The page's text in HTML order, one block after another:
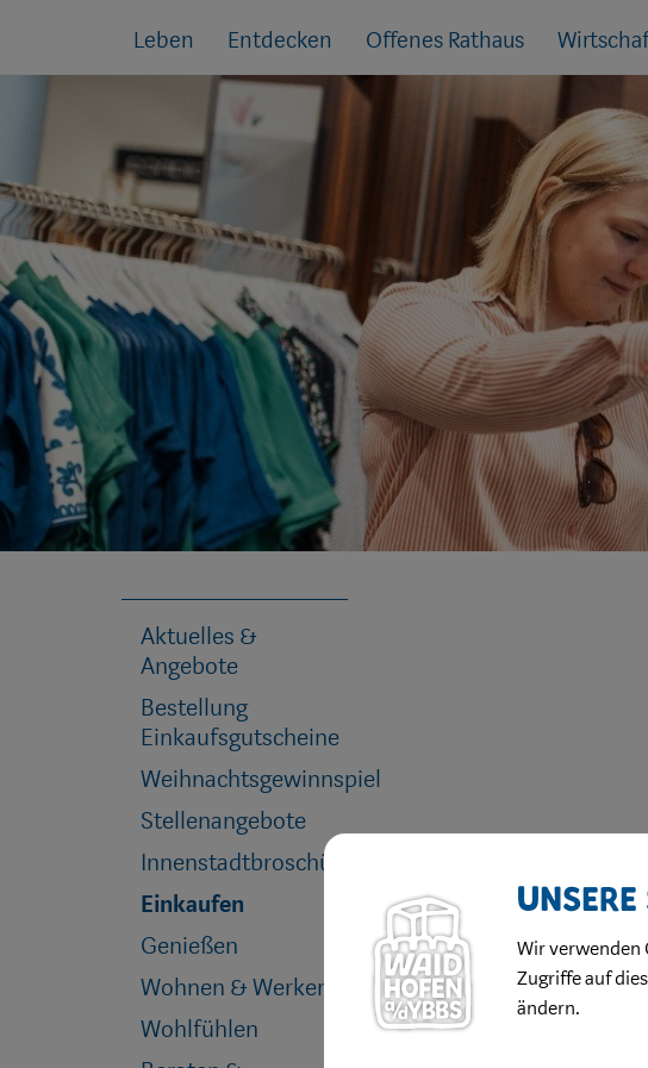
Sprungmarken
Leben Entdecken Offenes Rathaus
Aktuelles &
Angebote
Bestellung
Einkaufsgutscheine
Weihnachtsgewinnspiel
Stellenangebote
Innenstadtbroschüre
Einkaufen
Genießen
Wohnen & Werken
Wohlfühlen
Wir verwenden
Zugriffe auf
ändern.